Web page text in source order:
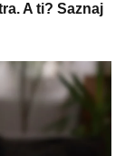
A ti? Saznaj